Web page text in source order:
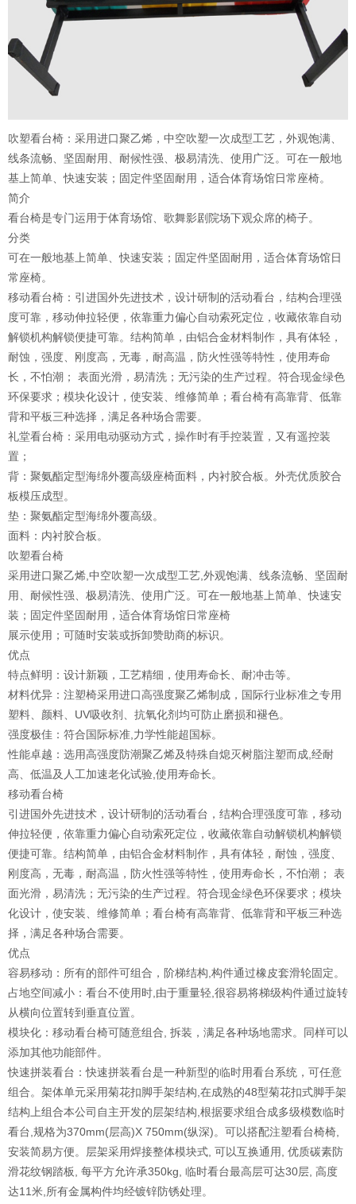
吹塑看台椅：采用进口聚乙烯，中空吹塑一次成型工艺，外观饱满、
线条流畅、坚固耐用、耐候性强、极易清洗、使用广泛。可在一般地
基上简单、快速安装；固定件坚固耐用，适合体育场馆日常座椅。
简介
看台椅是专门运用于体育场馆、歌舞影剧院场下观众席的椅子。
分类
可在一般地基上简单、快速安装；固定件坚固耐用，适合体育场馆日
常座椅。
移动看台椅：引进国外先进技术，设计研制的活动看台，结构合理强
度可靠，移动伸拉轻便，依靠重力偏心自动索死定位，收藏依靠自动
解锁机构解锁便捷可靠。结构简单，由铝合金材料制作，具有体轻，
耐蚀，强度、刚度高，无毒，耐高温，防火性强等特性，使用寿命
长，不怕潮； 表面光滑，易清洗；无污染的生产过程。符合现金绿色
环保要求；模块化设计，使安装、维修简单；看台椅有高靠背、低靠
背和平板三种选择，满足各种场合需要。
礼堂看台椅：采用电动驱动方式，操作时有手控装置，又有遥控装
置；
背：聚氨酯定型海绵外覆高级座椅面料，内衬胶合板。外壳优质胶合
板模压成型。
垫：聚氨酯定型海绵外覆高级。
面料：内衬胶合板。
吹塑看台椅
采用进口聚乙烯,中空吹塑一次成型工艺,外观饱满、线条流畅、坚固耐
用、耐候性强、极易清洗、使用广泛。可在一般地基上简单、快速安
装；固定件坚固耐用，适合体育场馆日常座椅
展示使用；可随时安装或拆卸赞助商的标识。
优点
特点鲜明：设计新颖，工艺精细，使用寿命长、耐冲击等。
材料优异：注塑椅采用进口高强度聚乙烯制成，国际行业标准之专用
塑料、颜料、UV吸收剂、抗氧化剂均可防止磨损和褪色。
强度极佳：符合国际标准,力学性能超国标。
性能卓越：选用高强度防潮聚乙烯及特殊自熄灭树脂注塑而成,经耐
高、低温及人工加速老化试验,使用寿命长。
移动看台椅
引进国外先进技术，设计研制的活动看台，结构合理强度可靠，移动
伸拉轻便，依靠重力偏心自动索死定位，收藏依靠自动解锁机构解锁
便捷可靠。结构简单，由铝合金材料制作，具有体轻，耐蚀，强度、
刚度高，无毒，耐高温，防火性强等特性，使用寿命长，不怕潮； 表
面光滑，易清洗；无污染的生产过程。符合现金绿色环保要求；模块
化设计，使安装、维修简单；看台椅有高靠背、低靠背和平板三种选
择，满足各种场合需要。
优点
容易移动：所有的部件可组合，阶梯结构,构件通过橡皮套滑轮固定。
占地空间减小：看台不使用时,由于重量轻,很容易将梯级构件通过旋转
从横向位置转到垂直位置。
模块化：移动看台椅可随意组合, 拆装，满足各种场地需求。同样可以
添加其他功能部件。
快速拼装看台：快速拼装看台是一种新型的临时用看台系统，可任意
组合。架体单元采用菊花扣脚手架结构,在成熟的48型菊花扣式脚手架
结构上组合本公司自主开发的层架结构,根据要求组合成多级模数临时
看台,规格为370mm(层高)X 750mm(纵深)。可以搭配注塑看台椅椅,
安装简易方便。层架采用焊接整体模块式, 可以互换通用, 优质碳素防
滑花纹钢踏板, 每平方允许承350kg, 临时看台最高层可达30层, 高度
达11米,所有金属构件均经镀锌防锈处理。